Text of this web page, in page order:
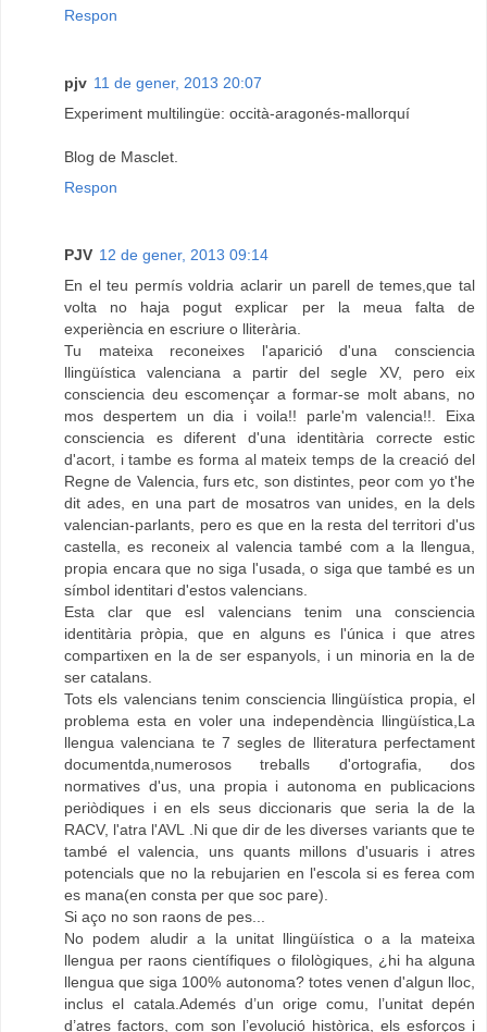
Respon
pjv 11 de gener, 2013 20:07
Experiment multilingüe: occità-aragonés-mallorquí
Blog de Masclet.
Respon
PJV 12 de gener, 2013 09:14
En el teu permís voldria aclarir un parell de temes,que tal
volta no haja pogut explicar per la meua falta de
experiència en escriure o lliterària.
Tu mateixa reconeixes l'aparició d'una consciencia
llingüística valenciana a partir del segle XV, pero eix
consciencia deu escomençar a formar-se molt abans, no
mos despertem un dia i voila!! parle'm valencia!!. Eixa
consciencia es diferent d'una identitària correcte estic
d'acort, i tambe es forma al mateix temps de la creació del
Regne de Valencia, furs etc, son distintes, peor com yo t'he
dit ades, en una part de mosatros van unides, en la dels
valencian-parlants, pero es que en la resta del territori d'us
castella, es reconeix al valencia també com a la llengua,
propia encara que no siga l'usada, o siga que també es un
símbol identitari d'estos valencians.
Esta clar que esl valencians tenim una consciencia
identitària pròpia, que en alguns es l'única i que atres
compartixen en la de ser espanyols, i un minoria en la de
ser catalans.
Tots els valencians tenim consciencia llingüística propia, el
problema esta en voler una independència llingüística,La
llengua valenciana te 7 segles de lliteratura perfectament
documentda,numerosos treballs d'ortografia, dos
normatives d'us, una propia i autonoma en publicacions
periòdiques i en els seus diccionaris que seria la de la
RACV, l'atra l'AVL .Ni que dir de les diverses variants que te
també el valencia, uns quants millons d'usuaris i atres
potencials que no la rebujarien en l'escola si es ferea com
es mana(en consta per que soc pare).
Si aço no son raons de pes...
No podem aludir a la unitat llingüística o a la mateixa
llengua per raons científiques o filològiques, ¿hi ha alguna
llengua que siga 100% autonoma? totes venen d'algun lloc,
inclus el catala.Ademés d’un orige comu, l’unitat depén
d’atres factors, com son l’evolució històrica, els esforços i